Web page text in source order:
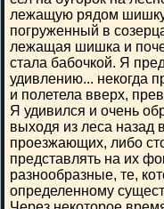
лежащую рядом
погруженный в
лежащая шишка и
стала бабочкой. Я
удивлению... некогда
и полетела вверх,
Я удивился и очень
выходя из леса назад
проезжающих, либо
представлять на их
разнообразные, те,
определенному